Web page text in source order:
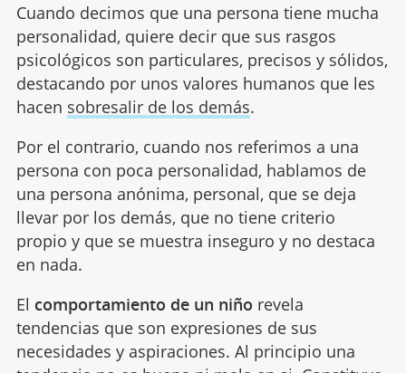
Cuando decimos que una persona tiene mucha
personalidad, quiere decir que sus rasgos
psicológicos son particulares, precisos y sólidos,
destacando por unos valores humanos que les
hacen sobresalir de los demás.
Por el contrario, cuando nos referimos a una
persona con poca personalidad, hablamos de
una persona anónima, personal, que se deja
llevar por los demás, que no tiene criterio
propio y que se muestra inseguro y no destaca
en nada.
El comportamiento de un niño revela
tendencias que son expresiones de sus
necesidades y aspiraciones. Al principio una